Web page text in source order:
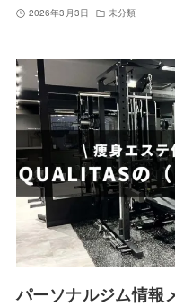
2026年3月3日 未分類
パーソナルジム情報